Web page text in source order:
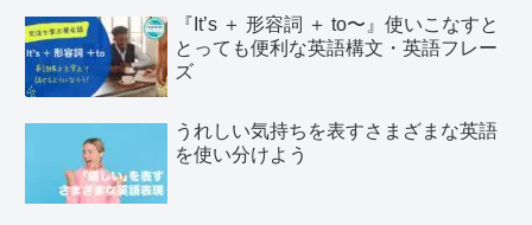
『It’s ＋ 形容詞 ＋ to〜』使いこなすと
とっても便利な英語構文・英語フレー
ズ
うれしい気持ちを表すさまざまな英語
を使い分けよう